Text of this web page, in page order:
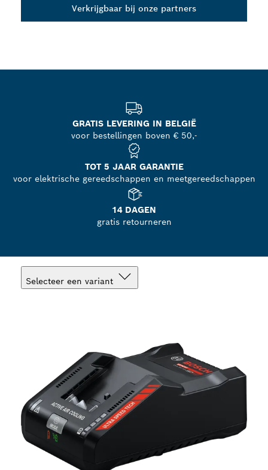
Verkrijgbaar bij onze partners
GRATIS LEVERING IN BELGIË
voor bestellingen boven € 50,-
TOT 5 JAAR GARANTIE
voor elektrische gereedschappen en meetgereedschappen
14 DAGEN
gratis retourneren
Selecteer een variant